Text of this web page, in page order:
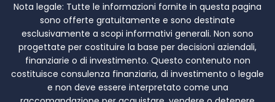
Nota legale: Tutte le informazioni fornite in questa pagina
sono offerte gratuitamente e sono destinate
esclusivamente a scopi informativi generali. Non sono
progettate per costituire la base per decisioni aziendali,
finanziarie o di investimento. Questo contenuto non
costituisce consulenza finanziaria, di investimento o legale
e non deve essere interpretato come una